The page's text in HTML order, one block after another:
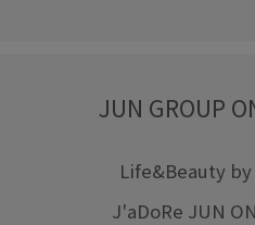
JUN GROUP
Life&Beauty
J'aDoRe JUN